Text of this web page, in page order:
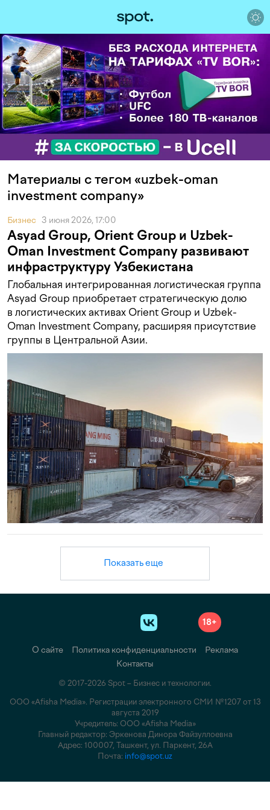
Материалы с тегом «uzbek-oman
investment company»
Бизнес 3 июня 2026, 17:00
Asyad Group, Orient Group и Uzbek-
Oman Investment Company развивают
инфраструктуру Узбекистана
Глобальная интегрированная логистическая группа
Asyad Group приобретает стратегическую долю
в логистических активах Orient Group и Uzbek-
Oman Investment Company, расширяя присутствие
группы в Центральной Азии.
Показать еще
18+
О сайте Политика конфиденциальности
Реклама
Контакты
© 2017-2026 Spot – Бизнес и технологии.
ООО «Afisha Media». Регистрации электронного СМИ №1207 от 13
августа 2019
Учредитель: ООО «Afisha Media»
Главный редактор: Эркенова Динора Файзуллоевна
Адрес: 100007, Ташкент, ул. Паркент, 26А
Почта: info@spot.uz